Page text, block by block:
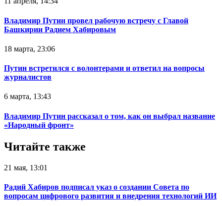
Владимир Путин провел рабочую встречу с Главой
Башкирии Радием Хабировым
18 марта, 23:06
Путин встретился с волонтерами и ответил на вопросы
журналистов
6 марта, 13:43
Владимир Путин рассказал о том, как он выбрал название
«Народный фронт»
Читайте также
21 мая, 13:01
Радий Хабиров подписал указ о создании Совета по
вопросам цифрового развития и внедрения технологий ИИ